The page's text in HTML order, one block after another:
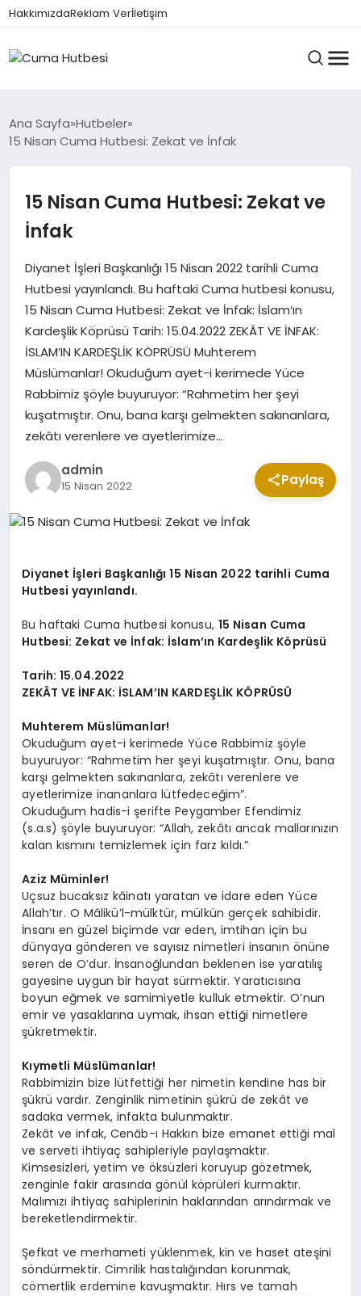
HakkımızdaReklam Verİletişim
HUTBELER
DINI BILGILER
DUALAR VE ZIKIRLER
CUMA MESAJLARI
KABE CANLI YAYIN
Ana Sayfa Hutbeler
15 Nisan Cuma Hutbesi: Zekat ve İnfak
15 Nisan Cuma Hutbesi: Zekat ve
İnfak
Diyanet İşleri Başkanlığı 15 Nisan 2022 tarihli Cuma
Hutbesi yayınlandı. Bu haftaki Cuma hutbesi konusu,
15 Nisan Cuma Hutbesi: Zekat ve İnfak: İslam’ın
Kardeşlik Köprüsü Tarih: 15.04.2022 ZEKÂT VE İNFAK:
İSLAM’IN KARDEŞLİK KÖPRÜSÜ Muhterem
Müslümanlar! Okuduğum ayet-i kerimede Yüce
Rabbimiz şöyle buyuruyor: “Rahmetim her şeyi
kuşatmıştır. Onu, bana karşı gelmekten sakınanlara,
zekâtı verenlere ve ayetlerimize…
admin
15 Nisan 2022 Paylaş
Diyanet İşleri Başkanlığı 15 Nisan 2022 tarihli Cuma
Hutbesi yayınlandı.
Bu haftaki Cuma hutbesi konusu, 15 Nisan Cuma
Hutbesi: Zekat ve İnfak: İslam’ın Kardeşlik Köprüsü
Tarih: 15.04.2022
ZEKÂT VE İNFAK: İSLAM’IN KARDEŞLİK KÖPRÜSÜ
Muhterem Müslümanlar!
Okuduğum ayet-i kerimede Yüce Rabbimiz şöyle
buyuruyor: “Rahmetim her şeyi kuşatmıştır. Onu, bana
karşı gelmekten sakınanlara, zekâtı verenlere ve
ayetlerimize inananlara lütfedeceğim”.
Okuduğum hadis-i şerifte Peygamber Efendimiz
(s.a.s) şöyle buyuruyor: “Allah, zekâtı ancak mallarınızın
kalan kısmını temizlemek için farz kıldı.”
Aziz Müminler!
Uçsuz bucaksız kâinatı yaratan ve idare eden Yüce
Allah’tır. O Mâlikü’l-mülktür, mülkün gerçek sahibidir.
İnsanı en güzel biçimde var eden, imtihan için bu
dünyaya gönderen ve sayısız nimetleri insanın önüne
seren de O’dur. İnsanoğlundan beklenen ise yaratılış
gayesine uygun bir hayat sürmektir. Yaratıcısına
boyun eğmek ve samimiyetle kulluk etmektir. O’nun
emir ve yasaklarına uymak, ihsan ettiği nimetlere
şükretmektir.
Kıymetli Müslümanlar!
Rabbimizin bize lütfettiği her nimetin kendine has bir
şükrü vardır. Zenginlik nimetinin şükrü de zekât ve
sadaka vermek, infakta bulunmaktır.
Zekât ve infak, Cenâb-ı Hakkın bize emanet ettiği mal
ve serveti ihtiyaç sahipleriyle paylaşmaktır.
Kimsesizleri, yetim ve öksüzleri koruyup gözetmek,
zenginle fakir arasında gönül köprüleri kurmaktır.
Malımızı ihtiyaç sahiplerinin haklarından arındırmak ve
bereketlendirmektir.
Şefkat ve merhameti yüklenmek, kin ve haset ateşini
söndürmektir. Cimrilik hastalığından korunmak,
cömertlik erdemine kavuşmaktır. Hırs ve tamah